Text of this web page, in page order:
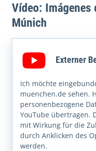
Vídeo:
Múnich
Externer
Ich möchte
muenchen.de sehen.
personenbezogene
YouTube übertragen.
mit Wirkung für die
durch Anklicken des
werden.